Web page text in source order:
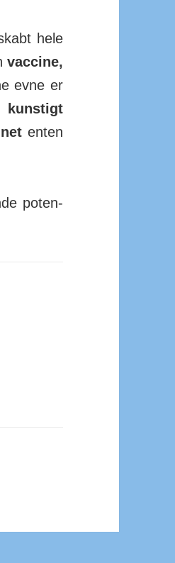
hele
vaccine,
evne er
kunstigt
enten
poten­